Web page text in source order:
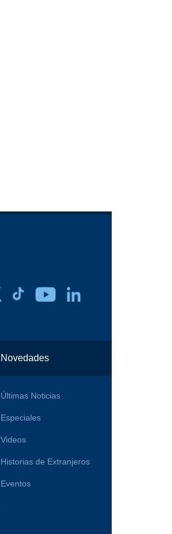
Novedades
Últimas Noticias
Especiales
Videos
Historias de Extranjeros
Eventos